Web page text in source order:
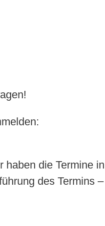
die Termine
des Termins